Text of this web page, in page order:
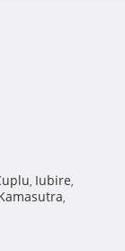
, Iubire,
,